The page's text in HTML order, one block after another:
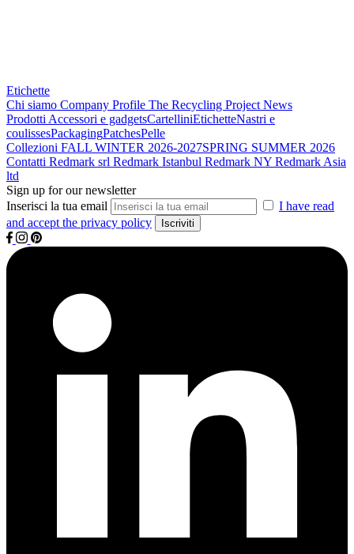
Etichette
Chi siamo Company Profile The Recycling Project News
Prodotti Accessori e gadgetsCartelliniEtichetteNastri e
coulissesPackagingPatchesPelle
Collezioni FALL WINTER 2026-2027SPRING SUMMER 2026
Contatti Redmark srl Redmark Istanbul Redmark NY Redmark Asia
ltd
Sign up for our newsletter
Inserisci la tua email
I have read
and accept the privacy policy